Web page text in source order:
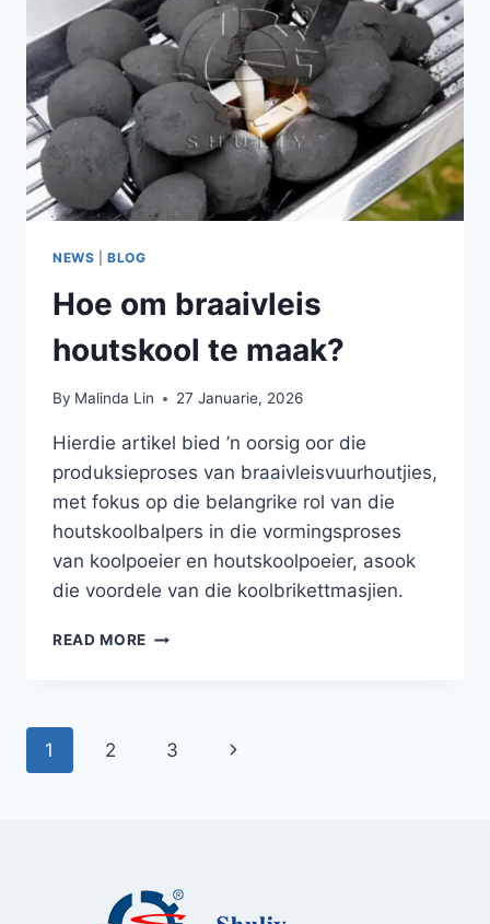
NEWS |BLOG
Hoe om braaivleis
houtskool te maak?
By Malinda Lin 27 Januarie, 2026
Hierdie artikel bied ’n oorsig oor die
produksieproses van braaivleisvuurhoutjies,
met fokus op die belangrike rol van die
houtskoolbalpers in die vormingsproses
van koolpoeier en houtskoolpoeier, asook
die voordele van die koolbrikettmasjien.
READ MORE HOE
MAAK?
Page
1 2 3
Next